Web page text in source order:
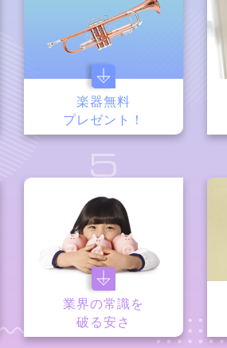
楽器無料
プレゼント！
5
業界の常識を
破る安さ